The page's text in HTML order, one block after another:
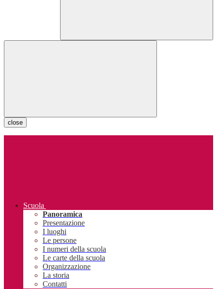
close
Scuola
Panoramica
Presentazione
I luoghi
Le persone
I numeri della scuola
Le carte della scuola
Organizzazione
La storia
Contatti